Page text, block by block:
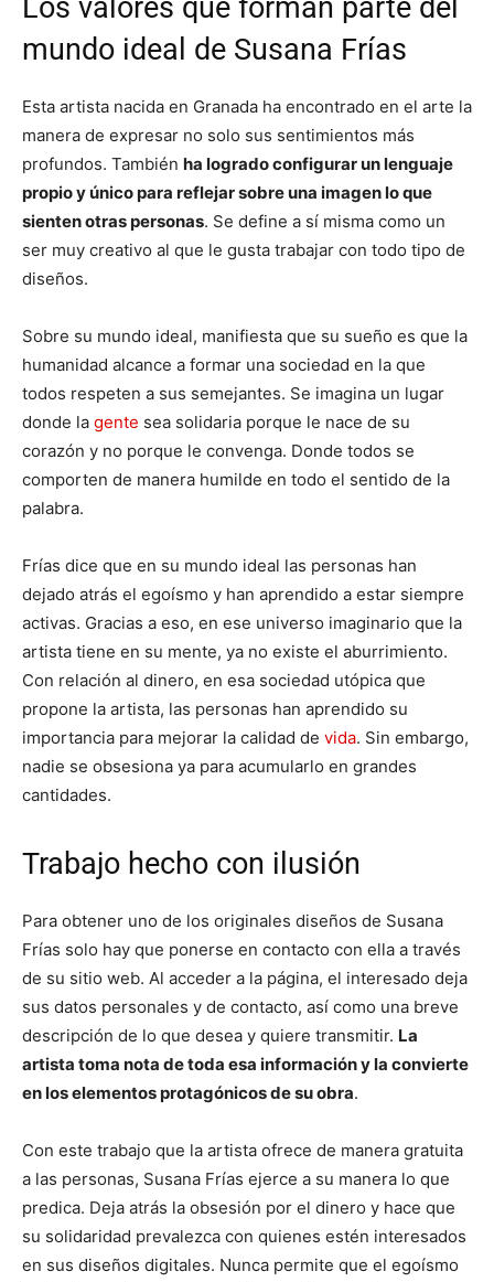
Los valores que forman parte del
mundo ideal de Susana Frías
Esta artista nacida en Granada ha encontrado en el arte la
manera de expresar no solo sus sentimientos más
profundos. También ha logrado configurar un lenguaje
propio y único para reflejar sobre una imagen lo que
sienten otras personas. Se define a sí misma como un
ser muy creativo al que le gusta trabajar con todo tipo de
diseños.
Sobre su mundo ideal, manifiesta que su sueño es que la
humanidad alcance a formar una sociedad en la que
todos respeten a sus semejantes. Se imagina un lugar
donde la gente sea solidaria porque le nace de su
corazón y no porque le convenga. Donde todos se
comporten de manera humilde en todo el sentido de la
palabra.
Frías dice que en su mundo ideal las personas han
dejado atrás el egoísmo y han aprendido a estar siempre
activas. Gracias a eso, en ese universo imaginario que la
artista tiene en su mente, ya no existe el aburrimiento.
Con relación al dinero, en esa sociedad utópica que
propone la artista, las personas han aprendido su
importancia para mejorar la calidad de vida. Sin embargo,
nadie se obsesiona ya para acumularlo en grandes
cantidades.
Trabajo hecho con ilusión
Para obtener uno de los originales diseños de Susana
Frías solo hay que ponerse en contacto con ella a través
de su sitio web. Al acceder a la página, el interesado deja
sus datos personales y de contacto, así como una breve
descripción de lo que desea y quiere transmitir. La
artista toma nota de toda esa información y la convierte
en los elementos protagónicos de su obra.
Con este trabajo que la artista ofrece de manera gratuita
a las personas, Susana Frías ejerce a su manera lo que
predica. Deja atrás la obsesión por el dinero y hace que
su solidaridad prevalezca con quienes estén interesados
en sus diseños digitales. Nunca permite que el egoísmo